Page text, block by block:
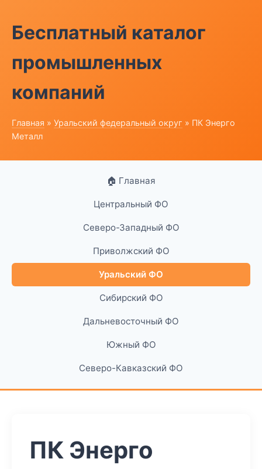
Бесплатный каталог
промышленных
компаний
Главная » Уральский федеральный округ » ПК Энерго
Металл
🏠 Главная
Центральный ФО
Северо-Западный ФО
Приволжский ФО
Уральский ФО
Сибирский ФО
Дальневосточный ФО
Южный ФО
Северо-Кавказский ФО
ПК Энерго